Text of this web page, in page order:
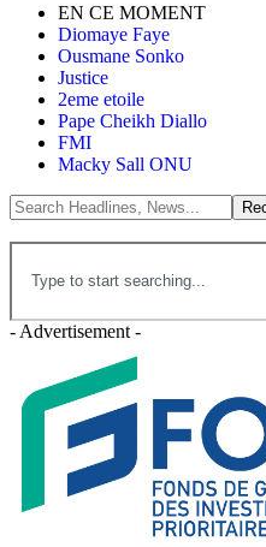
EN CE MOMENT
Diomaye Faye
Ousmane Sonko
Justice
2eme etoile
Pape Cheikh Diallo
FMI
Macky Sall ONU
- Advertisement -